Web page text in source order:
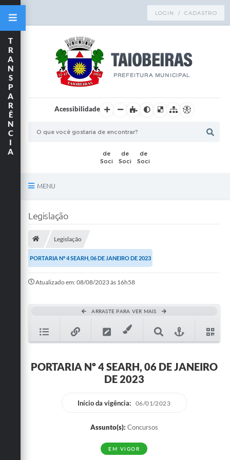
LOGIN / CADASTRO
Acessibilidade
MENU
Publicações
A Prefeitura
Ouvidoria
Legislação
T
R
A
N
S
P
A
R
Ê
N
C
I
A
Legislação
Legislação
PORTARIA Nº 4 SEARH, 06 DE JANEIRO DE 2023
Atualizado em: 08/08/2023 às 16h58
ARRASTE PARA VER MAIS
PORTARIA Nº 4 SEARH, 06 DE JANEIRO
DE 2023
Início da vigência: 06/01/2023
Assunto(s): Concursos
EM VIGOR